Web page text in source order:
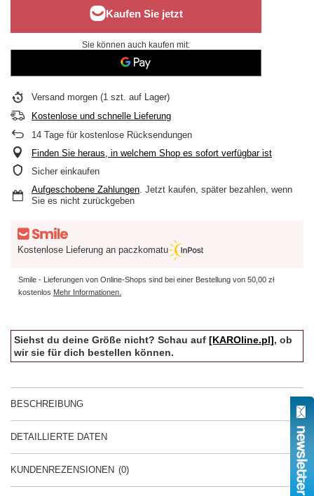
Sie können auch kaufen mit:
Versand morgen (1 szt. auf Lager)
Kostenlose und schnelle Lieferung
14 Tage für kostenlose Rücksendungen
Finden Sie heraus, in welchem Shop es sofort verfügbar ist
Sicher einkaufen
Aufgeschobene Zahlungen . Jetzt kaufen, später bezahlen, wenn
Sie es nicht zurückgeben
Kostenlose Lieferung an paczkomatu
Smile - Lieferungen von Online-Shops sind bei einer Bestellung von 50,00 zł
kostenlos Mehr Informationen.
Siehst du deine Größe nicht? Schau auf [KAROline.pl], ob
wir sie für dich bestellen können.
BESCHREIBUNG
DETAILLIERTE DATEN
KUNDENREZENSIONEN (0)